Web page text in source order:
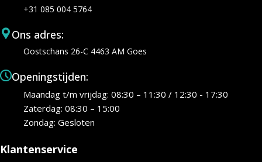
+31 085 004 5764
Ons adres:
Oostschans 26-C 4463 AM Goes
Openingstijden:
Maandag t/m vrijdag: 08:30 – 11:30 / 12:30 - 17:30
Zaterdag: 08:30 – 15:00
Zondag: Gesloten
Klantenservice